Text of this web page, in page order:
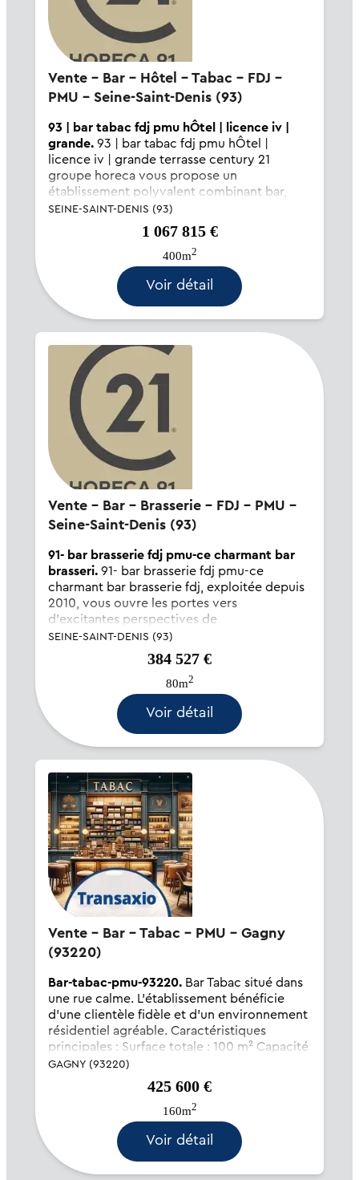
Vente - Bar - Hôtel - Tabac - FDJ -
PMU - Seine-Saint-Denis (93)
93 | bar tabac fdj pmu hÔtel | licence iv |
grande.93 | bar tabac fdj pmu hÔtel |
licence iv | grande terrasse century 21
groupe horeca vous propose un
établissement polyvalent combinant bar,
tabac, fdj, pmu et hôtel. ce commerce
bénéficie d?une licence iv avec une
consommation annuelle de 250 hectol...
SEINE-SAINT-DENIS (93)
1 067 815 €
400m2
Voir détail
Vente - Bar - Brasserie - FDJ - PMU -
Seine-Saint-Denis (93)
91- bar brasserie fdj pmu-ce charmant bar
brasseri.91- bar brasserie fdj pmu-ce
charmant bar brasserie fdj, exploitée depuis
2010, vous ouvre les portes vers
d'excitantes perspectives de
développement. son emplacement est tout
simplement remarquable, niché en plein
cœur du centre-ville et à proximité...
SEINE-SAINT-DENIS (93)
384 527 €
80m2
Voir détail
Vente - Bar - Tabac - PMU - Gagny
(93220)
Bar-tabac-pmu-93220.Bar Tabac situé dans
une rue calme. L'établissement bénéficie
d'une clientèle fidèle et d'un environnement
résidentiel agréable. Caractéristiques
principales : Surface totale : 100 m² Capacité
intérieure : 20 places assises + 8 au comptoir
GAGNY (93220)
425 600 €
160m2
Voir détail